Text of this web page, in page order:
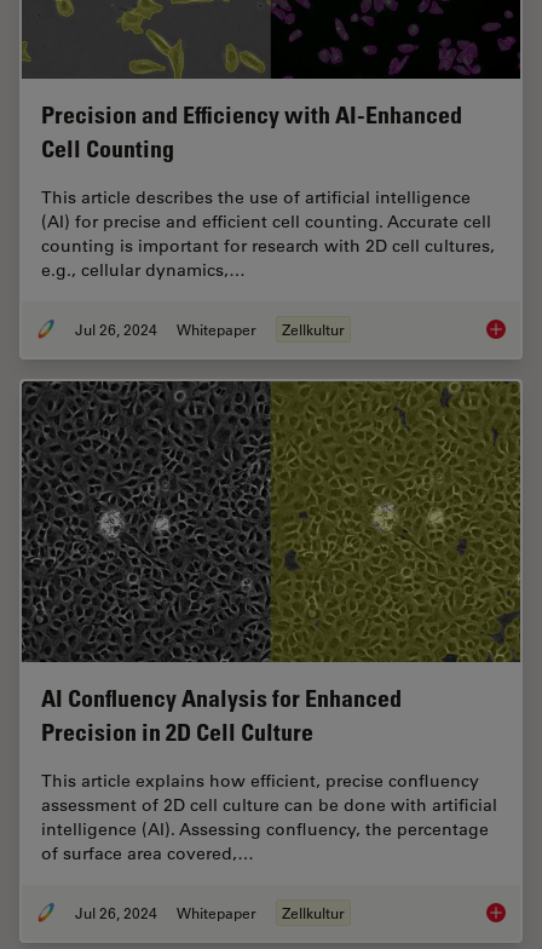
Precision and Efficiency with AI-Enhanced
Cell Counting
This article describes the use of artificial intelligence
(AI) for precise and efficient cell counting. Accurate cell
counting is important for research with 2D cell cultures,
e.g., cellular dynamics,…
Jul 26, 2024 Whitepaper Zellkultur
AI Confluency Analysis for Enhanced
Precision in 2D Cell Culture
This article explains how efficient, precise confluency
assessment of 2D cell culture can be done with artificial
intelligence (AI). Assessing confluency, the percentage
of surface area covered,…
Jul 26, 2024 Whitepaper Zellkultur AI